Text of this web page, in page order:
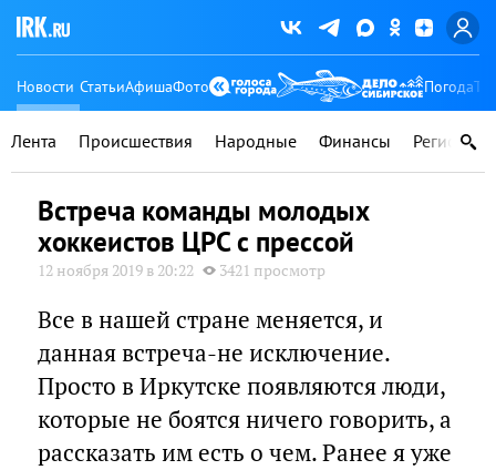
Новости СтатьиАфишаФото Погода
Лента Происшествия Народные Финансы Регионы
Встреча команды молодых
хоккеистов ЦРС с прессой
12 ноября 2019 в 20:22 3421 просмотр
Все в нашей стране меняется, и
данная встреча-не исключение.
Просто в Иркутске появляются люди,
которые не боятся ничего говорить, а
рассказать им есть о чем. Ранее я уже